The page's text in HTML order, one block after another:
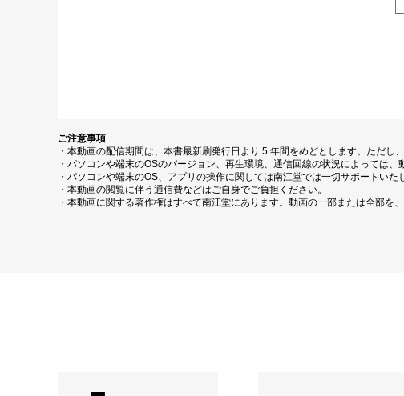
ご注意事項
・本動画の配信期間は、本書最新刷発行日より 5 年間をめどとします。ただし
・パソコンや端末のOSのバージョン、再生環境、通信回線の状況によっては、
・パソコンや端末のOS、アプリの操作に関しては南江堂では一切サポートいた
・本動画の閲覧に伴う通信費などはご自身でご負担ください。
・本動画に関する著作権はすべて南江堂にあります。動画の一部または全部を